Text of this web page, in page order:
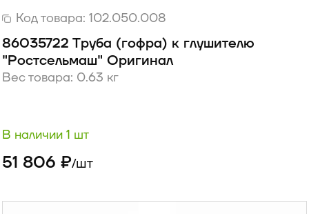
Код товара: 102.050.008
86035722 Труба (гофра) к глушителю
"Ростсельмаш" Оригинал
Вес товара: 0.63 кг
В наличии 1 шт
51 806 ₽/шт